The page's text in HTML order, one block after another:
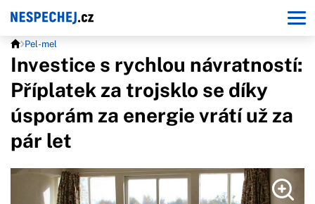
Pel-mel
Investice s rychlou návratností:
Příplatek za trojsklo se díky
úsporám za energie vrátí už za
pár let